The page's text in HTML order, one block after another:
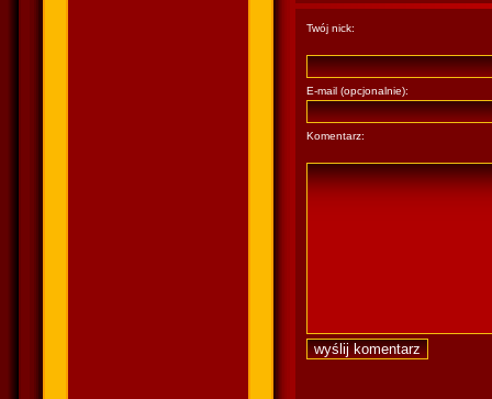
Twój nick:
E-mail (opcjonalnie):
Komentarz: